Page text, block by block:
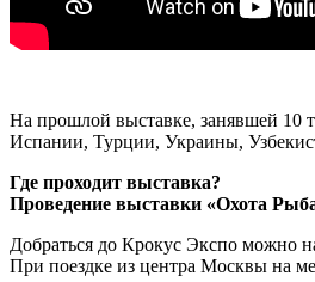
На прошлой выставке, занявшей 10
Испании, Турции, Украины,
Где проходит выставка?
Проведение выставки «Охота
Добраться до Крокус Экспо можно
При поездке из центра Москвы на